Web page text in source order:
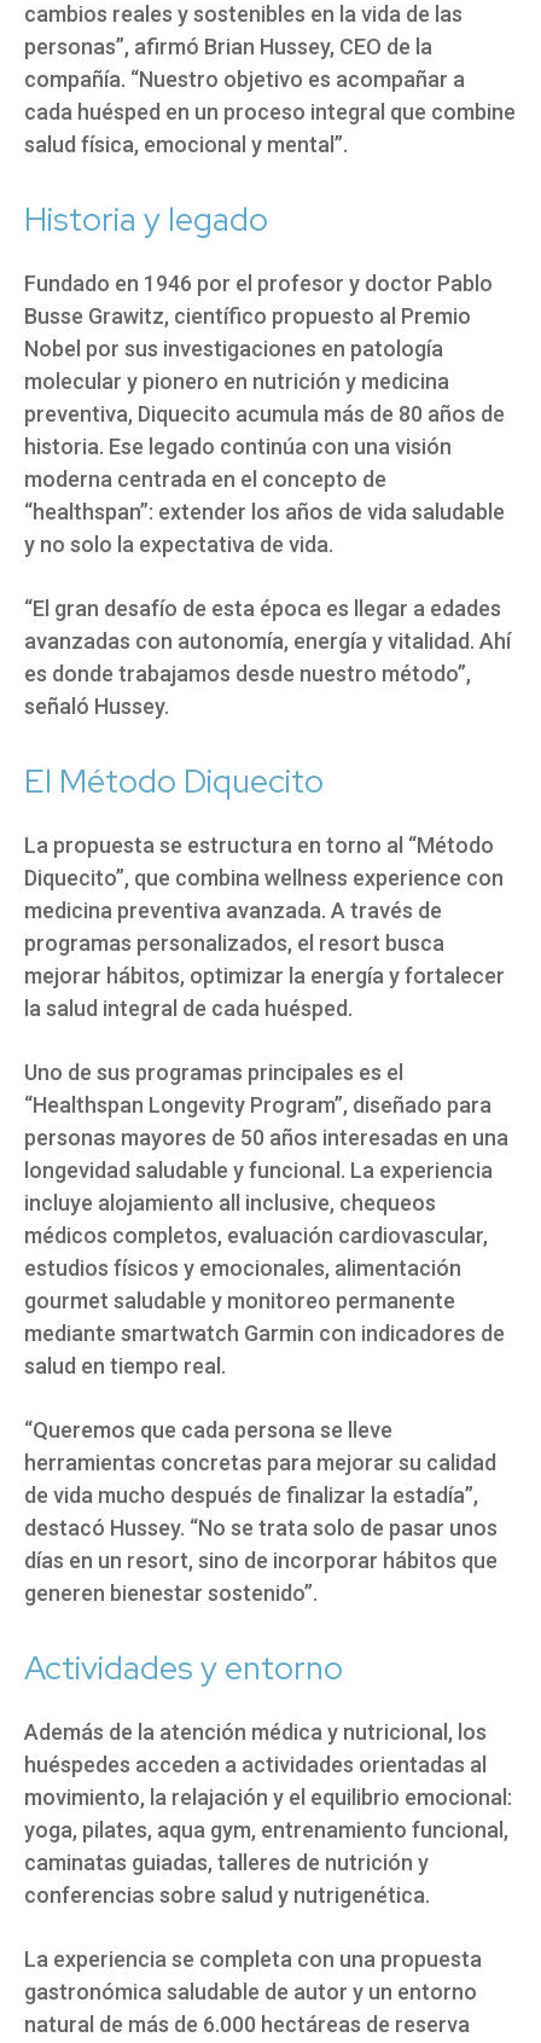
cambios reales y sostenibles en la vida de las
personas”, afirmó Brian Hussey, CEO de la
compañía. “Nuestro objetivo es acompañar a
cada huésped en un proceso integral que combine
salud física, emocional y mental”.
Historia y legado
Fundado en 1946 por el profesor y doctor Pablo
Busse Grawitz, científico propuesto al Premio
Nobel por sus investigaciones en patología
molecular y pionero en nutrición y medicina
preventiva, Diquecito acumula más de 80 años de
historia. Ese legado continúa con una visión
moderna centrada en el concepto de
“healthspan”: extender los años de vida saludable
y no solo la expectativa de vida.
“El gran desafío de esta época es llegar a edades
avanzadas con autonomía, energía y vitalidad. Ahí
es donde trabajamos desde nuestro método”,
señaló Hussey.
El Método Diquecito
La propuesta se estructura en torno al “Método
Diquecito”, que combina wellness experience con
medicina preventiva avanzada. A través de
programas personalizados, el resort busca
mejorar hábitos, optimizar la energía y fortalecer
la salud integral de cada huésped.
Uno de sus programas principales es el
“Healthspan Longevity Program”, diseñado para
personas mayores de 50 años interesadas en una
longevidad saludable y funcional. La experiencia
incluye alojamiento all inclusive, chequeos
médicos completos, evaluación cardiovascular,
estudios físicos y emocionales, alimentación
gourmet saludable y monitoreo permanente
mediante smartwatch Garmin con indicadores de
salud en tiempo real.
“Queremos que cada persona se lleve
herramientas concretas para mejorar su calidad
de vida mucho después de finalizar la estadía”,
destacó Hussey. “No se trata solo de pasar unos
días en un resort, sino de incorporar hábitos que
generen bienestar sostenido”.
Actividades y entorno
Además de la atención médica y nutricional, los
huéspedes acceden a actividades orientadas al
movimiento, la relajación y el equilibrio emocional:
yoga, pilates, aqua gym, entrenamiento funcional,
caminatas guiadas, talleres de nutrición y
conferencias sobre salud y nutrigenética.
La experiencia se completa con una propuesta
gastronómica saludable de autor y un entorno
natural de más de 6.000 hectáreas de reserva